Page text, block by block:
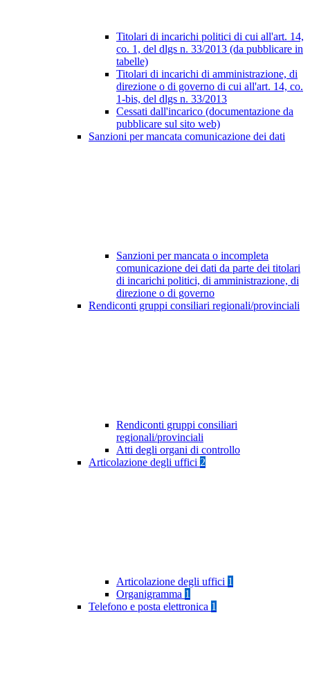
Titolari di incarichi politici di cui all'art. 14,
co. 1, del dlgs n. 33/2013 (da pubblicare in
tabelle)
Titolari di incarichi di amministrazione, di
direzione o di governo di cui all'art. 14, co.
1-bis, del dlgs n. 33/2013
Cessati dall'incarico (documentazione da
pubblicare sul sito web)
Sanzioni per mancata comunicazione dei dati
Sanzioni per mancata o incompleta
comunicazione dei dati da parte dei titolari
di incarichi politici, di amministrazione, di
direzione o di governo
Rendiconti gruppi consiliari regionali/provinciali
Rendiconti gruppi consiliari
regionali/provinciali
Atti degli organi di controllo
Articolazione degli uffici 2
Articolazione degli uffici 1
Organigramma 1
Telefono e posta elettronica 1